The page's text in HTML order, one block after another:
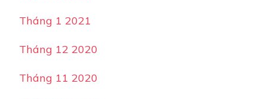
Tháng 1 2021
Tháng 12 2020
Tháng 11 2020